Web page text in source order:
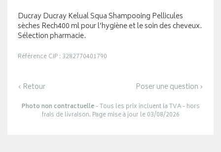
Ducray Ducray Kelual Squa Shampooing Pellicules
sèches Rech400 ml pour l’hygiène et le soin des cheveux.
Sélection pharmacie.
Référence CIP : 3282770401790
‹ Retour Poser une question ›
Photo non contractuelle- Tous les prix incluent la TVA - hors
frais de livraison. Page mise à jour le 03/08/2026